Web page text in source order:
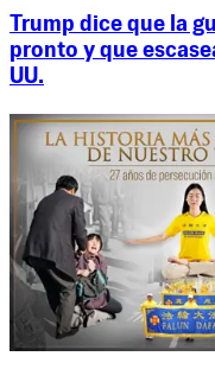
Trump dice que la
pronto y que
UU.